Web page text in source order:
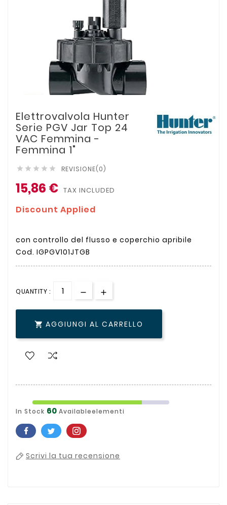
Elettrovalvola Hunter
Serie PGV Jar Top 24
VAC Femmina -
Femmina 1"
     REVISIONE(0)
15,86 € TAX INCLUDED
Discount Applied
con controllo del flusso e coperchio apribile
Cod. IGPGV101JTGB
QUANTITY :
 AGGIUNGI AL CARRELLO
In Stock 60 Availableelementi
Scrivi la tua recensione